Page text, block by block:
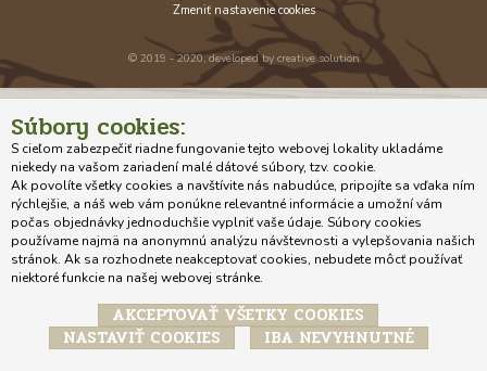
Zmeniť nastavenie cookies
© 2019 - 2020, developed by creative solution
Súbory cookies:
S cieľom zabezpečiť riadne fungovanie tejto webovej lokality ukladáme
niekedy na vašom zariadení malé dátové súbory, tzv. cookie.
Ak povolíte všetky cookies a navštívite nás nabudúce, pripojíte sa vďaka ním
rýchlejšie, a náš web vám ponúkne relevantné informácie a umožní vám
počas objednávky jednoduchšie vyplniť vaše údaje. Súbory cookies
používame najmä na anonymnú analýzu návštevnosti a vylepšovania našich
stránok. Ak sa rozhodnete neakceptovať cookies, nebudete môcť používať
niektoré funkcie na našej webovej stránke.
AKCEPTOVAŤ VŠETKY COOKIES
NASTAVIŤ COOKIES
IBA NEVYHNUTNÉ